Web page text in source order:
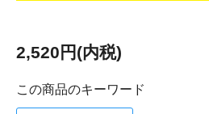
2,520円(内税)
この商品のキーワード